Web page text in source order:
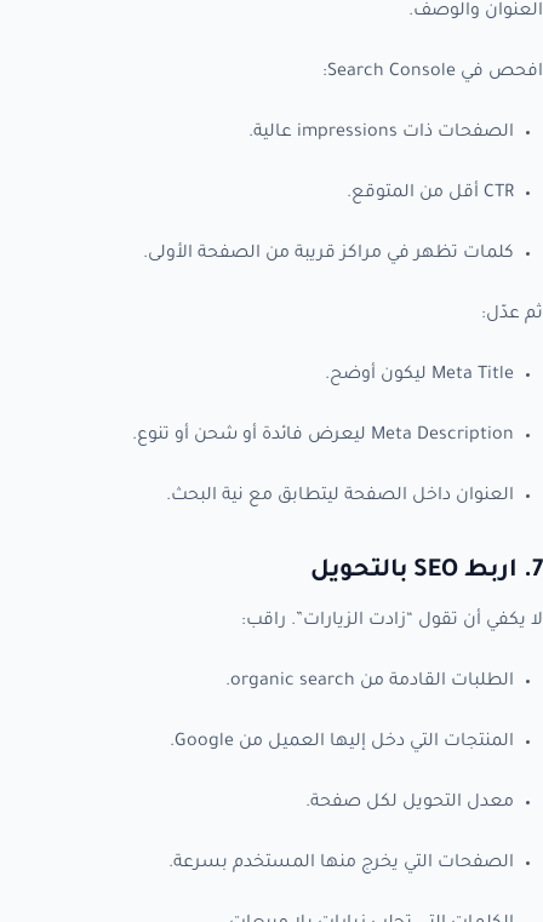
العنوان والوصف.
افحص في Search Console:
الصفحات ذات impressions عالية.
CTR أقل من المتوقع.
كلمات تظهر في مراكز قريبة من الصفحة الأولى.
ثم عدّل:
Meta Title ليكون أوضح.
Meta Description ليعرض فائدة أو شحن أو تنوع.
العنوان داخل الصفحة ليتطابق مع نية البحث.
7. اربط SEO بالتحويل
لا يكفي أن تقول “زادت الزيارات”. راقب:
الطلبات القادمة من organic search.
المنتجات التي دخل إليها العميل من Google.
معدل التحويل لكل صفحة.
الصفحات التي يخرج منها المستخدم بسرعة.